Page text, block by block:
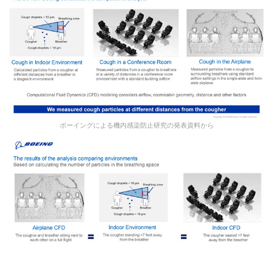
ボーイングによる機内感染防止研究の発表資料から